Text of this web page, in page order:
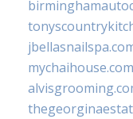
mychaihouse.com